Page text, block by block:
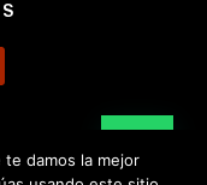
te damos la mejor